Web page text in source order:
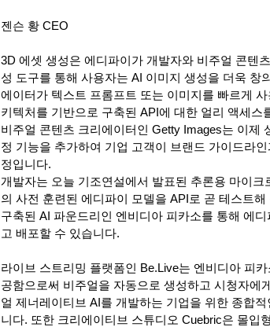
젠슨 황 CEO
3D 에셋 생성은 에디파이가 개발자와 비주얼 콘텐
성 도구를 통해 사용자는 AI 이미지 생성을 더욱 창
에이터가 텍스트 프롬프트 또는 이미지를 빠르게
키텍처를 기반으로 구축된 API에 대한 얼리 액세스
비주얼 콘텐츠 크리에이터인 Getty Images는 이제
정 기능을 추가하여 기업 고객이 브랜드 가이드라
정입니다.
개발자는 오늘 기조연설에서 발표된 추론용 마이
의 사전 훈련된 에디파이 모델을 API로 곧 테스트
구축된 AI 파운드리인 엔비디아 피카소를 통해 에
고 배포할 수 있습니다.
라이브 스트리밍 플랫폼인 Be.Live는 엔비디아 피
공함으로써 비주얼을 자동으로 생성하고 시청자에
얼 제너레이티브 AI를 개발하는 기업을 위한 종합
니다. 또한 크리에이티브 스튜디오 Cuebric은 몰입